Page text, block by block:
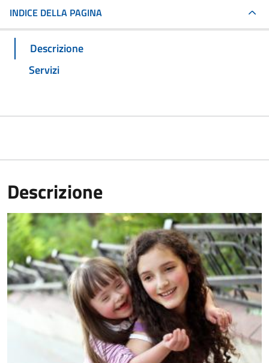
INDICE DELLA PAGINA
Descrizione
Servizi
Descrizione